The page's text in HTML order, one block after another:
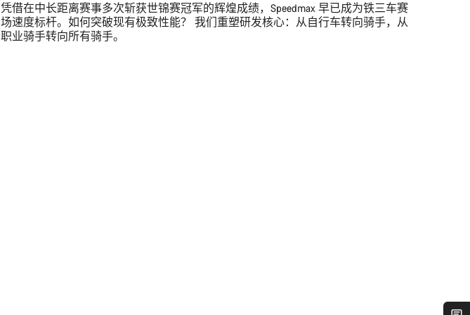
凭借在中长距离赛事多次斩获世锦赛冠军的辉煌成绩，Speedmax 早已成为铁三车赛
场速度标杆。如何突破现有极致性能？ 我们重塑研发核心：从自行车转向骑手，从
职业骑手转向所有骑手。